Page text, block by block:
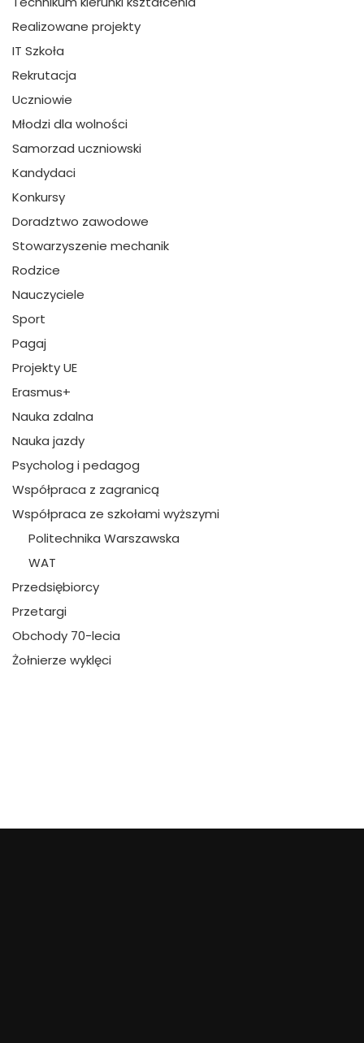
Realizowane projekty
IT Szkoła
Rekrutacja
Uczniowie
Młodzi dla wolności
Samorzad uczniowski
Kandydaci
Konkursy
Doradztwo zawodowe
Stowarzyszenie mechanik
Rodzice
Nauczyciele
Sport
Pagaj
Projekty UE
Erasmus+
Nauka zdalna
Nauka jazdy
Psycholog i pedagog
Współpraca z zagranicą
Współpraca ze szkołami wyższymi
Politechnika Warszawska
WAT
Przedsiębiorcy
Przetargi
Obchody 70-lecia
Żołnierze wyklęci